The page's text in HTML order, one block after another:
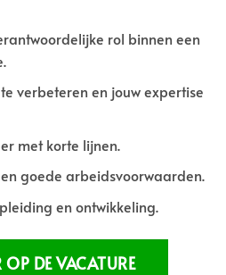
rol binnen een
verbeteren en jouw expertise
met korte lijnen.
goede arbeidsvoorwaarden.
en ontwikkeling.